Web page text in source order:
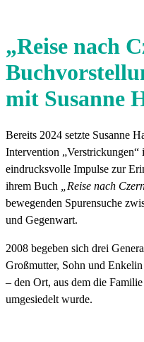
„Reise nach
mit Susanne
Bereits 2024 setzte Susanne
Intervention
eindrucksvolle Impulse zur
ihrem Buch
„Reise nach
bewegenden Spurensuche
und Gegenwart.
2008 begeben sich drei
Großmutter, Sohn und
– den Ort, aus dem die
umgesiedelt wurde.